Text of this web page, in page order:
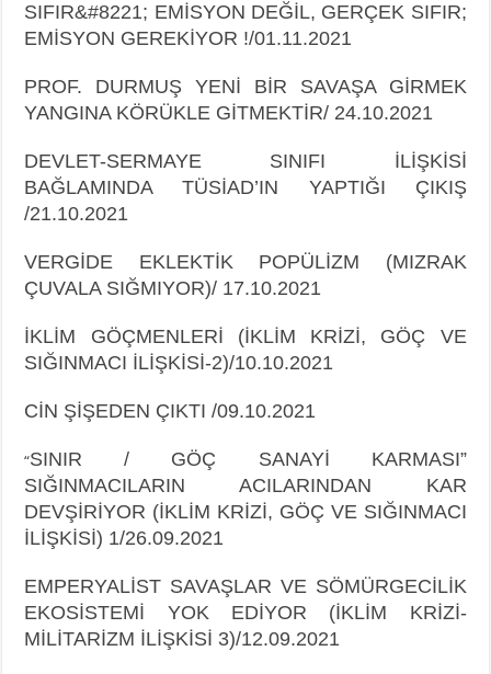
SIFIR&#8221; EMİSYON DEĞİL, GERÇEK SIFIR;
EMİSYON GEREKİYOR !/01.11.2021
PROF. DURMUŞ YENİ BİR SAVAŞA GİRMEK
YANGINA KÖRÜKLE GİTMEKTİR/ 24.10.2021
DEVLET-SERMAYE SINIFI İLİŞKİSİ
BAĞLAMINDA TÜSİAD’IN YAPTIĞI ÇIKIŞ
/21.10.2021
VERGİDE EKLEKTİK POPÜLİZM (MIZRAK
ÇUVALA SIĞMIYOR)/ 17.10.2021
İKLİM GÖÇMENLERİ (İKLİM KRİZİ, GÖÇ VE
SIĞINMACI İLİŞKİSİ-2)/10.10.2021
CİN ŞİŞEDEN ÇIKTI /09.10.2021
“SINIR / GÖÇ SANAYİ KARMASI”
SIĞINMACILARIN ACILARINDAN KAR
DEVŞİRİYOR (İKLİM KRİZİ, GÖÇ VE SIĞINMACI
İLİŞKİSİ) 1/26.09.2021
EMPERYALİST SAVAŞLAR VE SÖMÜRGECİLİK
EKOSİSTEMİ YOK EDİYOR (İKLİM KRİZİ-
MİLİTARİZM İLİŞKİSİ 3)/12.09.2021